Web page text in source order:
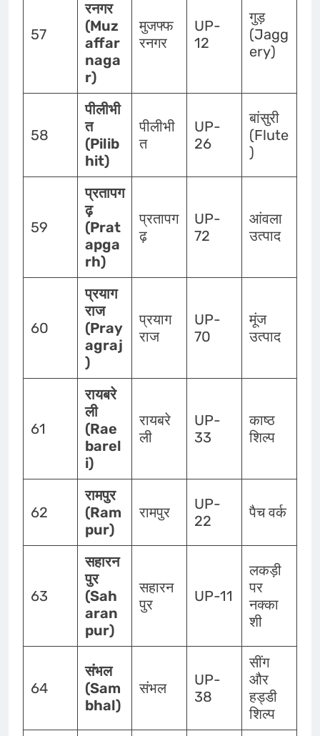
57
रनगर
(Muz
affar
naga
r)
मुजफ्फ
रनगर
UP-
12
गुड़
(Jagg
ery)
58
पीलीभी
त
(Pilib
hit)
पीलीभी
त
UP-
26
बांसुरी
(Flute
)
59
प्रतापग
ढ़
(Prat
apga
rh)
प्रतापग
ढ़
UP-
72
आंवला
उत्पाद
60
प्रयाग
राज
(Pray
agraj
)
प्रयाग
राज
UP-
70
मूंज
उत्पाद
61
रायबरे
ली
(Rae
barel
i)
रायबरे
ली
UP-
33
काष्ठ
शिल्प
62
रामपुर
(Ram
pur)
रामपुर
UP-
22
पैच वर्क
63
सहारन
पुर
(Sah
aran
pur)
सहारन
पुर
UP-11
लकड़ी
पर
नक्का
शी
64
संभल
(Sam
bhal)
संभल
UP-
38
सींग
और
हड्डी
शिल्प